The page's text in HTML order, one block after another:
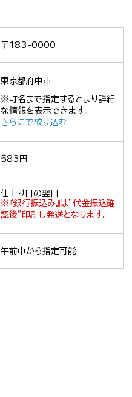
〒183-0000
東京都府中市
※町名まで指定するとより詳細
な情報を表示できます。
さらにで絞り込む
583円
仕上り日の翌日
※『銀行振込み』は”代金振込確
認後”印刷し発送となります。
午前中から指定可能